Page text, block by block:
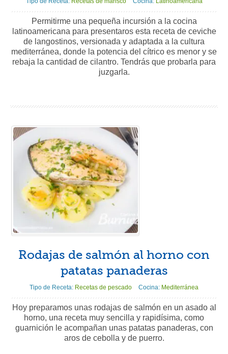
Permitirme una pequeña incursión a la cocina
latinoamericana para presentaros esta receta de ceviche
de langostinos, versionada y adaptada a la cultura
mediterránea, donde la potencia del cítrico es menor y se
rebaja la cantidad de cilantro. Tendrás que probarla para
juzgarla.
Rodajas de salmón al horno con
patatas panaderas
Tipo de Receta: Recetas de pescado Cocina: Mediterránea
Hoy preparamos unas rodajas de salmón en un asado al
horno, una receta muy sencilla y rapidísima, como
guarnición le acompañan unas patatas panaderas, con
aros de cebolla y de puerro.